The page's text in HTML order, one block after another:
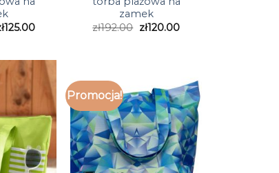
125.00
zamek
zł192.00 zł120.00
Promocja!